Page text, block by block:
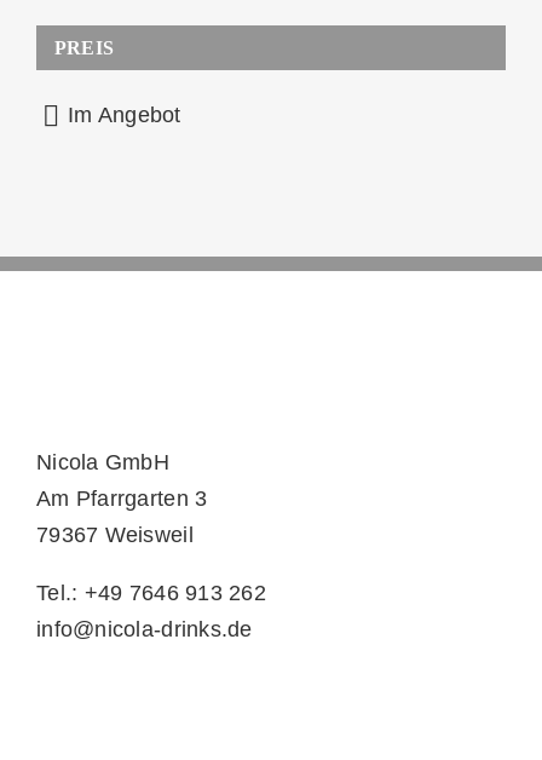
PREIS
Im Angebot
Nicola GmbH
Am Pfarrgarten 3
79367 Weisweil
Tel.: +49 7646 913 262
info@nicola-drinks.de